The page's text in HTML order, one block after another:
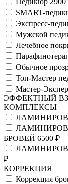
Педикюр 2900
SMART-
Экспресс-
Мужской
Лечебное
Обычное
Топ-Мастер
Мастер-
ЭФФЕКТНЫЙ
КОМПЛЕКСЫ
БРОВЕЙ 6500 ₽
₽
КОРРЕКЦИЯ
Коррекция